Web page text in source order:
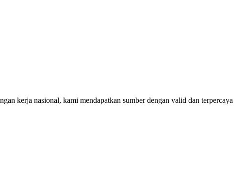
kerja nasional, kami mendapatkan sumber dengan valid dan terpercaya